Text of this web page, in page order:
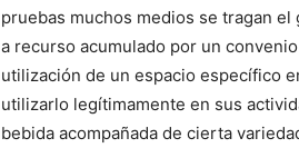
pruebas muchos medios se tragan
a recurso acumulado por un
utilización de un espacio específico
utilizarlo legítimamente en sus
bebida acompañada de cierta